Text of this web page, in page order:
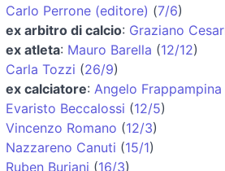
Carlo Perrone (editore) (7/6)
ex arbitro di calcio: Graziano
ex atleta: Mauro Barella (12/12)
Carla Tozzi (26/9)
ex calciatore: Angelo Frappampina
Evaristo Beccalossi (12/5)
Vincenzo Romano (12/3)
Nazzareno Canuti (15/1)
Ruben Buriani (16/3)